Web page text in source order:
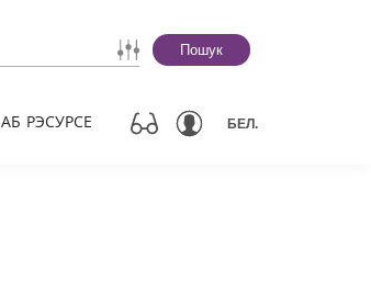
Пошук
АБ РЭСУРСЕ БЕЛ.